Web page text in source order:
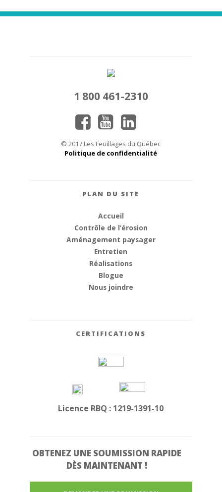
1 800 461-2310
© 2017 Les Feuillages du Québec
Politique de confidentialité
PLAN DU SITE
Accueil
Contrôle de l’érosion
Aménagement paysager
Entretien
Réalisations
Blogue
Nous joindre
CERTIFICATIONS
Licence RBQ : 1219-1391-10
OBTENEZ UNE SOUMISSION RAPIDE
DÈS MAINTENANT !